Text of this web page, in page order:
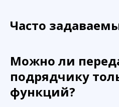
Часто
Можно ли
подрядчику
функций?